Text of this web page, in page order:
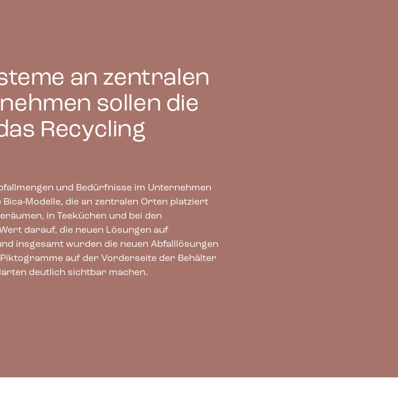
an zentralen
sollen die
Recycling
und Bedürfnisse im Unternehmen
die an zentralen Orten platziert
in Teeküchen und bei den
darauf, die neuen Lösungen auf
insgesamt wurden die neuen Abfalllösungen
auf der Vorderseite der Behälter
deutlich sichtbar machen.